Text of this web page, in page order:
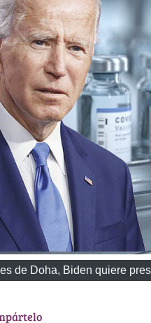
de Doha, Biden quiere